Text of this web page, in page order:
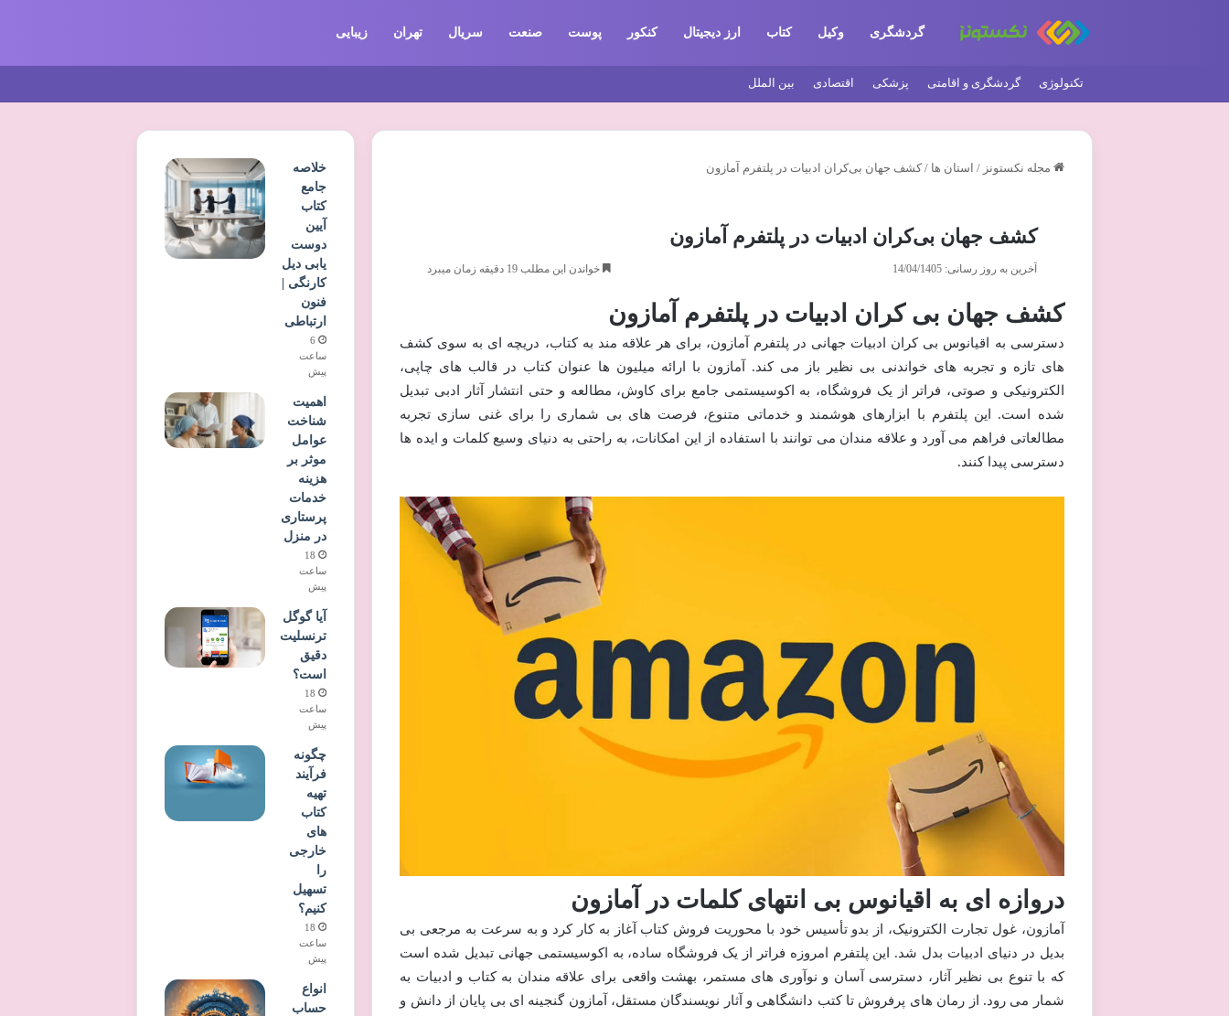
گردشگری وکیل کتاب ارز دیجیتال کنکور پوست صنعت سریال تهران زیبایی
تکنولوژی گردشگری و اقامتی پزشکی اقتصادی بین الملل
مجله نکستونز / استان ها / کشف جهان بی‌کران ادبیات در پلتفرم آمازون
کشف جهان بی‌کران ادبیات در پلتفرم آمازون
آخرین به روز رسانی: 14/04/1405 خواندن این مطلب 19 دقیقه زمان میبرد
کشف جهان بی کران ادبیات در پلتفرم آمازون
دسترسی به اقیانوس بی کران ادبیات جهانی در پلتفرم آمازون، برای هر علاقه مند به کتاب، دریچه ای به سوی کشف
های تازه و تجربه های خواندنی بی نظیر باز می کند. آمازون با ارائه میلیون ها عنوان کتاب در قالب های چاپی،
الکترونیکی و صوتی، فراتر از یک فروشگاه، به اکوسیستمی جامع برای کاوش، مطالعه و حتی انتشار آثار ادبی تبدیل
شده است. این پلتفرم با ابزارهای هوشمند و خدماتی متنوع، فرصت های بی شماری را برای غنی سازی تجربه
مطالعاتی فراهم می آورد و علاقه مندان می توانند با استفاده از این امکانات، به راحتی به دنیای وسیع کلمات و ایده ها
دسترسی پیدا کنند.
دروازه ای به اقیانوس بی انتهای کلمات در آمازون
آمازون، غول تجارت الکترونیک، از بدو تأسیس خود با محوریت فروش کتاب آغاز به کار کرد و به سرعت به مرجعی بی
بدیل در دنیای ادبیات بدل شد. این پلتفرم امروزه فراتر از یک فروشگاه ساده، به اکوسیستمی جهانی تبدیل شده است
که با تنوع بی نظیر آثار، دسترسی آسان و نوآوری های مستمر، بهشت واقعی برای علاقه مندان به کتاب و ادبیات به
شمار می رود. از رمان های پرفروش تا کتب دانشگاهی و آثار نویسندگان مستقل، آمازون گنجینه ای بی پایان از دانش و
خلاصه
جامع
کتاب
آیین
دوست
یابی دیل
کارنگی |
فنون
ارتباطی
6
ساعت
پیش
اهمیت
شناخت
عوامل
موثر بر
هزینه
خدمات
پرستاری
در منزل
18
ساعت
پیش
آیا گوگل
ترنسلیت
دقیق
است؟
18
ساعت
پیش
چگونه
فرآیند
تهیه
کتاب
های
خارجی
را
تسهیل
کنیم؟
18
ساعت
پیش
انواع
حساب